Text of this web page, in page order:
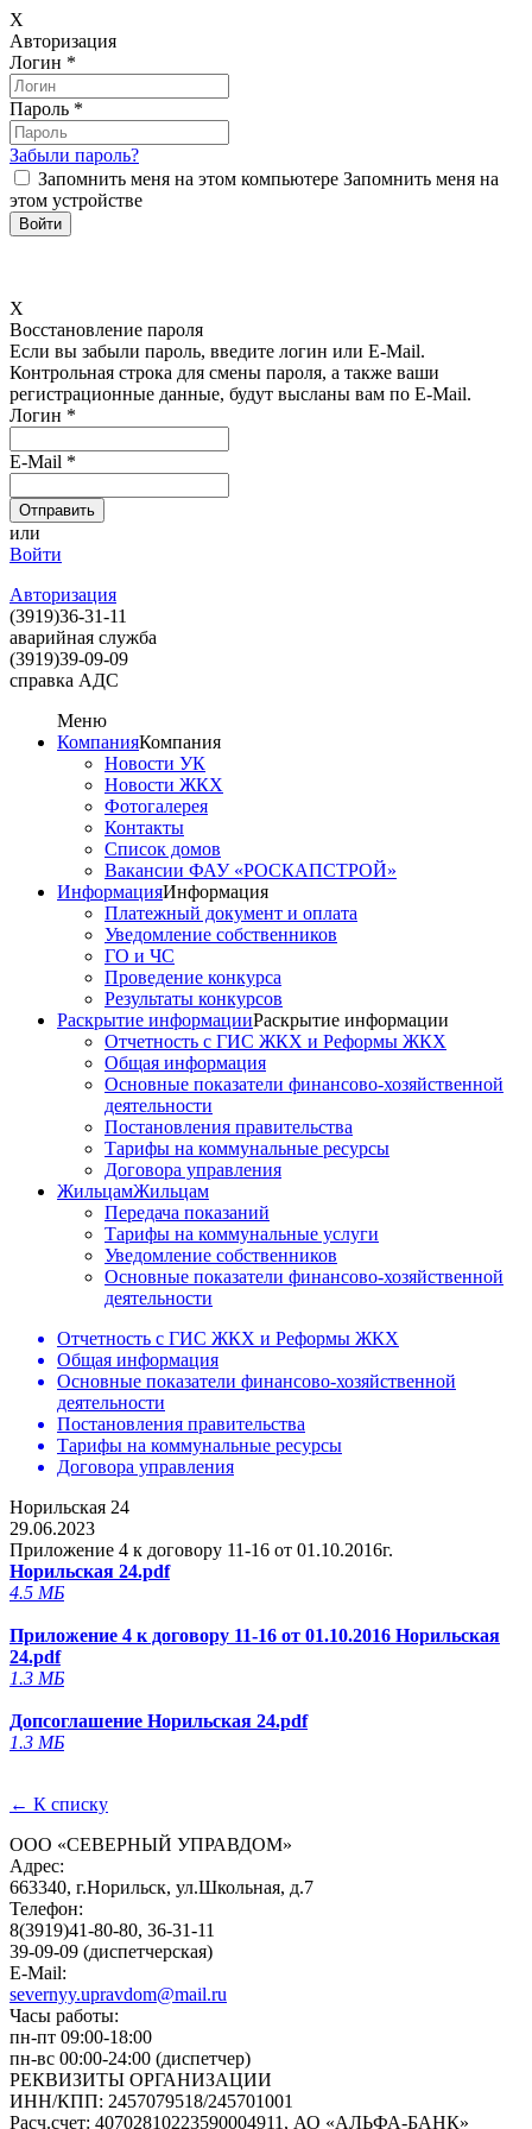
X
Авторизация
Логин *
Пароль *
Забыли пароль?
Запомнить меня на этом компьютере Запомнить меня на
этом устройстве
X
Восстановление пароля
Если вы забыли пароль, введите логин или E-Mail.
Контрольная строка для смены пароля, а также ваши
регистрационные данные, будут высланы вам по E-Mail.
Логин *
E-Mail *
или
Войти
Авторизация
(3919)36-31-11
аварийная служба
(3919)39-09-09
справка АДС
Меню
КомпанияКомпания
Новости УК
Новости ЖКХ
Фотогалерея
Контакты
Список домов
Вакансии ФАУ «РОСКАПСТРОЙ»
ИнформацияИнформация
Платежный документ и оплата
Уведомление собственников
ГО и ЧС
Проведение конкурса
Результаты конкурсов
Раскрытие информацииРаскрытие информации
Отчетность с ГИС ЖКХ и Реформы ЖКХ
Общая информация
Основные показатели финансово-хозяйственной
деятельности
Постановления правительства
Тарифы на коммунальные ресурсы
Договора управления
ЖильцамЖильцам
Передача показаний
Тарифы на коммунальные услуги
Уведомление собственников
Основные показатели финансово-хозяйственной
деятельности
Отчетность с ГИС ЖКХ и Реформы ЖКХ
Общая информация
Основные показатели финансово-хозяйственной
деятельности
Постановления правительства
Тарифы на коммунальные ресурсы
Договора управления
Норильская 24
29.06.2023
Приложение 4 к договору 11-16 от 01.10.2016г.
Норильская 24.pdf
4.5 МБ
Приложение 4 к договору 11-16 от 01.10.2016 Норильская
24.pdf
1.3 МБ
Допсоглашение Норильская 24.pdf
1.3 МБ
← К списку
ООО «СЕВЕРНЫЙ УПРАВДОМ»
Адрес:
663340, г.Норильск, ул.Школьная, д.7
Телефон:
8(3919)41-80-80, 36-31-11
39-09-09 (диспетчерская)
E-Mail:
severnyy.upravdom@mail.ru
Часы работы:
пн-пт 09:00-18:00
пн-вс 00:00-24:00 (диспетчер)
РЕКВИЗИТЫ ОРГАНИЗАЦИИ
ИНН/КПП: 2457079518/245701001
Расч.счет: 40702810223590004911, АО «АЛЬФА-БАНК»